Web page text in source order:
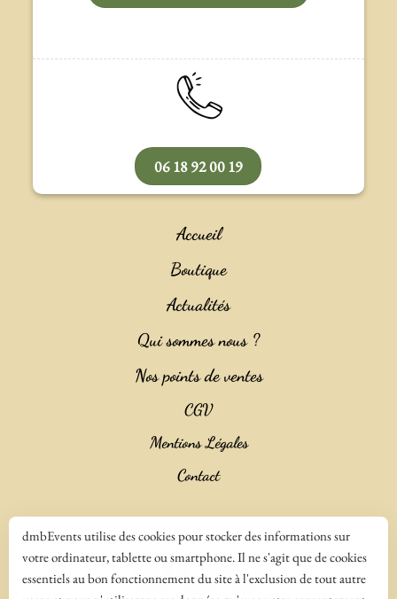
06 18 92 00 19
Accueil
Boutique
Actualités
Qui sommes nous ?
Nos points de ventes
CGV
Mentions Légales
Contact
Copyright 2023 ©Salencia SAS Agence Web
dmbEvents utilise des cookies pour stocker des informations sur
votre ordinateur, tablette ou smartphone. Il ne s'agit que de cookies
essentiels au bon fonctionnement du site à l'exclusion de tout autre